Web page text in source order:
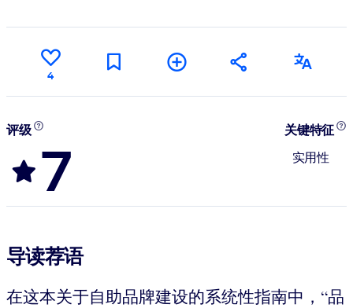
4
评级
7
关键特征
实用性
导读荐语
在这本关于自助品牌建设的系统性指南中，“品